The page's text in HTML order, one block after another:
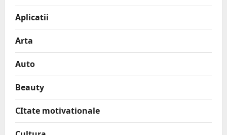
Aplicatii
Arta
Auto
Beauty
CItate motivationale